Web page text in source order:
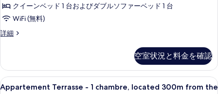
す
る
located
300m
from
the
の
す
べ
クイーンベッド 1 台およびダブルソファーベッド 1 台
WiFi (無料)
詳細
Appartement
1
chambre,
located
空室状況と料金を確認
Appartement
Appartement Terrasse - 1 chambre,
7
Appartement Terrasse - 1 chambre, located 300m from the